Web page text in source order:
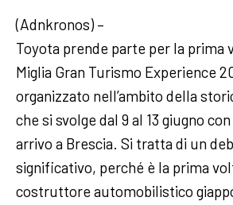
(Adnkronos) –
Toyota prende parte per la prima
Miglia Gran Turismo Experience
organizzato nell’ambito della
che si svolge dal 9 al 13 giugno
arrivo a Brescia. Si tratta di un
significativo, perché è la prima
costruttore automobilistico